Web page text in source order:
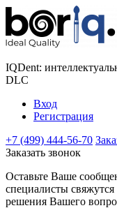
IQDent:
DLC
Вход
Регистрация
+7 (499) 444-56-70
Заказать звонок
Оставьте Ваше
специалисты
решения Вашего